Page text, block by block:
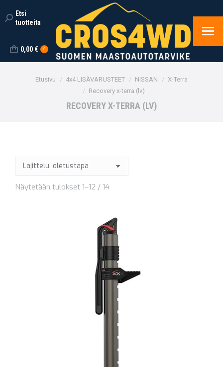
Search:
Etsi
tuotteita
0,00 € 0
You are here:
Etusivu 4x4 LISÄVARUSTEET NISSAN
X-Terra
Recovery x-terra (lv)
RECOVERY X-TERRA (LV)
Näytetään tulokset 1–12 / 14